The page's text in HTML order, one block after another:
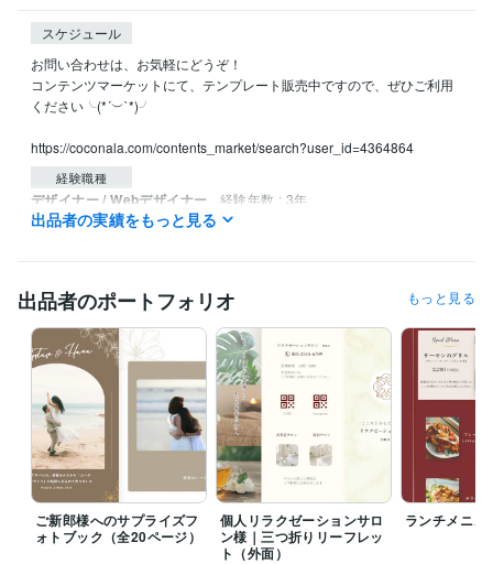
スケジュール
お問い合わせは、お気軽にどうぞ！
コンテンツマーケットにて、テンプレート販売中ですので、ぜひご利用
ください╰⁠(⁠*⁠´⁠︶⁠`⁠*⁠)⁠╯
https://coconala.com/contents_market/search?user_id=4364864
経験職種
デザイナー / Webデザイナー 経験年数 : 3年
カスタマーサポート・カスタマーサクセス / カスタマーサポート・ヘ
管理 / 総務 経験年数 : 1年
事務・ビジネスサポート / 事務（一般事務）
ライフスタイル・その他 / 保育士・ベビーシッター 経験年数 : 5年
資格・検定
色彩検定2級 取得年 : 2001年
プログラミング言語・フレームワーク
CSS:1年
ビジネス・クリエイティブツール
Excel:8年 PowerPoint:8年Canva:4年ChatGPT:2年
WordPress:0年
Word:8年Google スライド:2年Adobe Photoshop:1年
Adobe Premiere Pro:1年Adobe Illustrator:1年 Figma:1年
出品者の実績をもっと見る
出品者のポートフォリオ もっと見る
ご新郎様へのサプライズフ
ォトブック（全20ページ）
個人リラクゼーションサロ
ン様｜三つ折りリーフレッ
ト（外面）
ランチメニュ